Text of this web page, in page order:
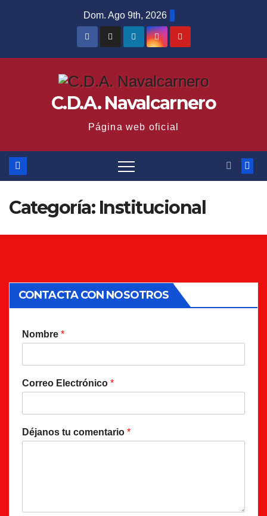
Dom. Ago 9th, 2026
C.D.A. Navalcarnero
Página web oficial
Categoría: Institucional
CONTACTA CON NOSOTROS
Nombre *
Correo Electrónico *
Déjanos tu comentario *